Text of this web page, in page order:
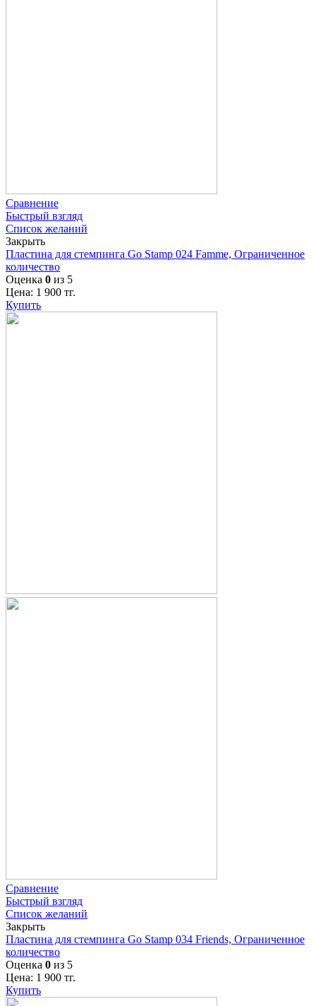
Сравнение
Быстрый взгляд
Список желаний
Закрыть
Пластина для стемпинга Go Stamp 024 Famme, Ограниченное
количество
Оценка 0 из 5
Цена: 1 900 тг.
Купить
Сравнение
Быстрый взгляд
Список желаний
Закрыть
Пластина для стемпинга Go Stamp 034 Friends, Ограниченное
количество
Оценка 0 из 5
Цена: 1 900 тг.
Купить